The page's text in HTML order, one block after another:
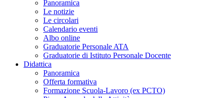
Panoramica
Le notizie
Le circolari
Calendario eventi
Albo online
Graduatorie Personale ATA
Graduatorie di Istituto Personale Docente
Didattica
Panoramica
Offerta formativa
Formazione Scuola-Lavoro (ex PCTO)